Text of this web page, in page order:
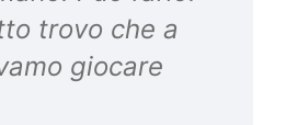
trovo che a
giocare